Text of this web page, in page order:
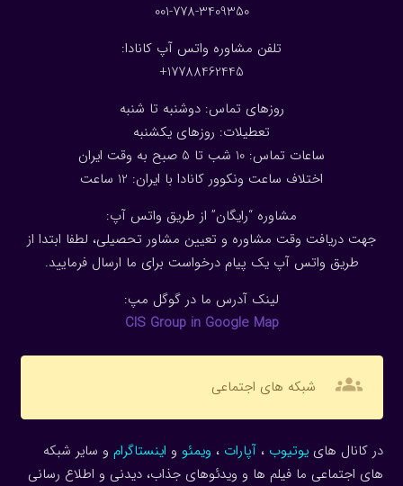
001-778-3409350
تلفن مشاوره واتس آپ کانادا:
17788462445+
روزهای تماس: دوشنبه تا شنبه
تعطیلات: روزهای یکشنبه
ساعات تماس: 10 شب تا 5 صبح به وقت ایران
اختلاف ساعت ونکوور کانادا با ایران: 1 2 ساعت
مشاوره “رایگان” از طریق واتس آپ:
جهت دریافت وقت مشاوره و تعیین مشاور تحصیلی، لطفا ابتدا از
طریق واتس آپ یک پیام درخواست برای ما ارسال فرمایید.
لینک آدرس ما در گوگل مپ:
CIS Group in Google Map
groups شبکه های اجتماعی
در کانال هاییوتیوب ، آپارات ، ویمئو و اینستاگرام و سایر شبکه
های اجتماعی ما فیلم ها و ویدئوهای جذاب، دیدنی و اطلاع رسانی